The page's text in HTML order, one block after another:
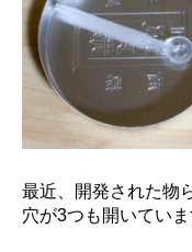
最近、開発された物
穴が3つも開いていま